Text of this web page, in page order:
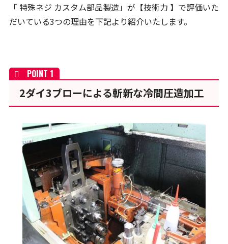
「 特殊ネジ カスタム部品製造」が【技術力 】で評価いた
だいている3つの理由を下記より紹介いたします。
2ダイ3ブローによる斬新な冷間圧造加工